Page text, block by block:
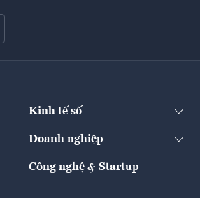
Kinh tế số
Doanh nghiệp
Công nghệ & Startup